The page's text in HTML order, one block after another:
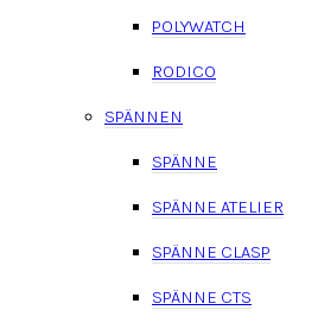
POLYWATCH
RODICO
SPÄNNEN
SPÄNNE
SPÄNNE ATELIER
SPÄNNE CLASP
SPÄNNE CTS